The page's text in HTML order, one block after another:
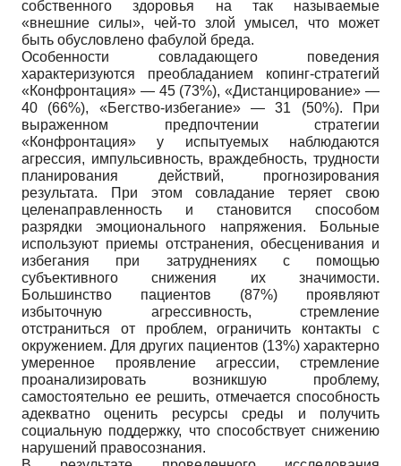
собственного здоровья на так называемые
«внешние силы», чей-то злой умысел, что может
быть обусловлено фабулой бреда.
Особенности совладающего поведения
характеризуются преобладанием копинг-стратегий
«Конфронтация» — 45 (73%), «Дистанцирование» —
40 (66%), «Бегство-избегание» — 31 (50%). При
выраженном предпочтении стратегии
«Конфронтация» у испытуемых наблюдаются
агрессия, импульсивность, враждебность, трудности
планирования действий, прогнозирования
результата. При этом совладание теряет свою
целенаправленность и становится способом
разрядки эмоционального напряжения. Больные
используют приемы отстранения, обесценивания и
избегания при затруднениях с помощью
субъективного снижения их значимости.
Большинство пациентов (87%) проявляют
избыточную агрессивность, стремление
отстраниться от проблем, ограничить контакты с
окружением. Для других пациентов (13%) характерно
умеренное проявление агрессии, стремление
проанализировать возникшую проблему,
самостоятельно ее решить, отмечается способность
адекватно оценить ресурсы среды и получить
социальную поддержку, что способствует снижению
нарушений правосознания.